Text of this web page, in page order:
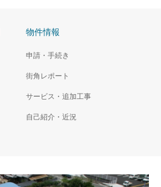
物件情報
申請・手続き
街角レポート
サービス・追加工事
自己紹介・近況